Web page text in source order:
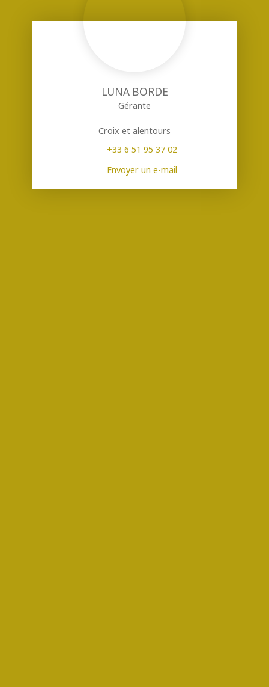
LUNA BORDE
Gérante
Croix et alentours
+33 6 51 95 37 02
Envoyer un e-mail